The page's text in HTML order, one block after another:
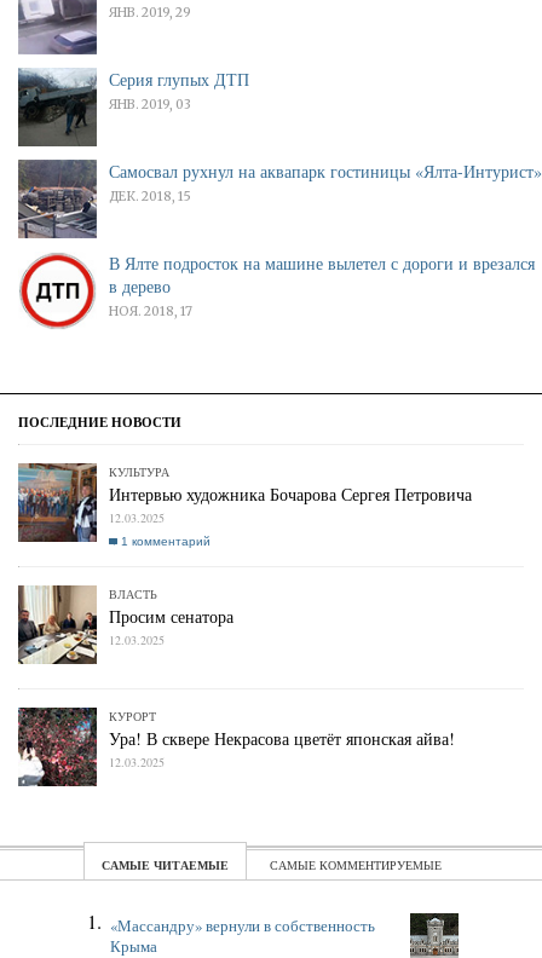
ЯНВ. 2019, 29
Серия глупых ДТП
ЯНВ. 2019, 03
Самосвал рухнул на аквапарк гостиницы «Ялта-Интурист»
ДЕК. 2018, 15
В Ялте подросток на машине вылетел с дороги и врезался
в дерево
НОЯ. 2018, 17
КУЛЬТУРА
Интервью художника Бочарова Сергея Петровича
12.03.2025
1 комментарий
ВЛАСТЬ
Просим сенатора
12.03.2025
КУРОРТ
Ура! В сквере Некрасова цветёт японская айва!
12.03.2025
ЧИТАЕМЫЕ КОММЕНТИРУЕМЫЕ
«Массандру» вернули в собственность
Крыма